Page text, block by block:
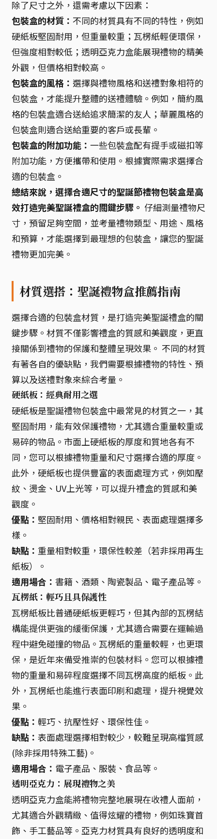
除了尺寸之外，還需考慮以下因素：
包裝盒的材質： 不同的材質具有不同的特性，例如
硬紙板堅固耐用，但重量較重；瓦楞紙輕便環保，
但強度相對較低；透明亞克力盒能展現禮物的精美
外觀，但價格相對較高。
包裝盒的風格： 選擇與禮物風格和送禮對象相符的
包裝盒，才能提升整體的送禮體驗。例如，簡約風
格的包裝盒適合送給追求簡潔的友人；華麗風格的
包裝盒則適合送給重要的客戶或長輩。
包裝盒的附加功能： 一些包裝盒配有提手或磁扣等
附加功能，方便攜帶和使用。根據實際需求選擇合
適的包裝盒。
總結來說，選擇合適尺寸的聖誕節禮物包裝盒是高
效打造完美聖誕禮盒的關鍵步驟。 仔細測量禮物尺
寸，預留足夠空間，並考量禮物類型、用途、風格
和預算，才能選擇到最理想的包裝盒，讓您的聖誕
禮物更加完美。
材質選搭：聖誕禮物盒推薦指南
選擇合適的包裝盒材質，是打造完美聖誕禮盒的關
鍵步驟。材質不僅影響禮盒的質感和美觀度，更直
接關係到禮物的保護和整體呈現效果。 不同的材質
有著各自的優缺點，我們需要根據禮物的特性、預
算以及送禮對象來綜合考量。
硬紙板：經典耐用之選
硬紙板是聖誕禮物包裝盒中最常見的材質之一，其
堅固耐用，能有效保護禮物，尤其適合重量較重或
易碎的物品。市面上硬紙板的厚度和質地各有不
同，您可以根據禮物重量和尺寸選擇合適的厚度。
此外，硬紙板也提供豐富的表面處理方式，例如壓
紋、燙金、UV上光等，可以提升禮盒的質感和美
觀度。
優點： 堅固耐用、價格相對親民、表面處理選擇多
樣。
缺點： 重量相對較重，環保性較差（若非採用再生
紙板）。
適用場合： 書籍、酒類、陶瓷製品、電子產品等。
瓦楞紙：輕巧且具保護性
瓦楞紙板比普通硬紙板更輕巧，但其內部的瓦楞結
構能提供更強的緩衝保護，尤其適合需要在運輸過
程中避免碰撞的物品。瓦楞紙的重量較輕，也更環
保，是近年來備受推崇的包裝材料。您可以根據禮
物的重量和易碎程度選擇不同瓦楞高度的紙板。此
外，瓦楞紙也能進行表面印刷和處理，提升視覺效
果。
優點： 輕巧、抗壓性好、環保性佳。
缺點： 表面處理選擇相對較少，較難呈現高檔質感
(除非採用特殊工藝)。
適用場合： 電子產品、服裝、食品等。
透明亞克力：展現禮物之美
透明亞克力盒能將禮物完整地展現在收禮人面前，
尤其適合外觀精緻、值得炫耀的禮物，例如珠寶首
飾、手工藝品等。亞克力材質具有良好的透明度和